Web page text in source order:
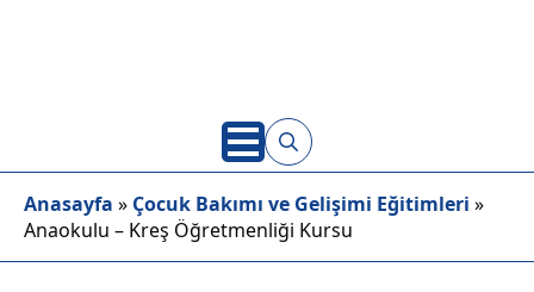
Search
for:
Anasayfa » Çocuk Bakımı ve Gelişimi Eğitimleri »
Anaokulu – Kreş Öğretmenliği Kursu